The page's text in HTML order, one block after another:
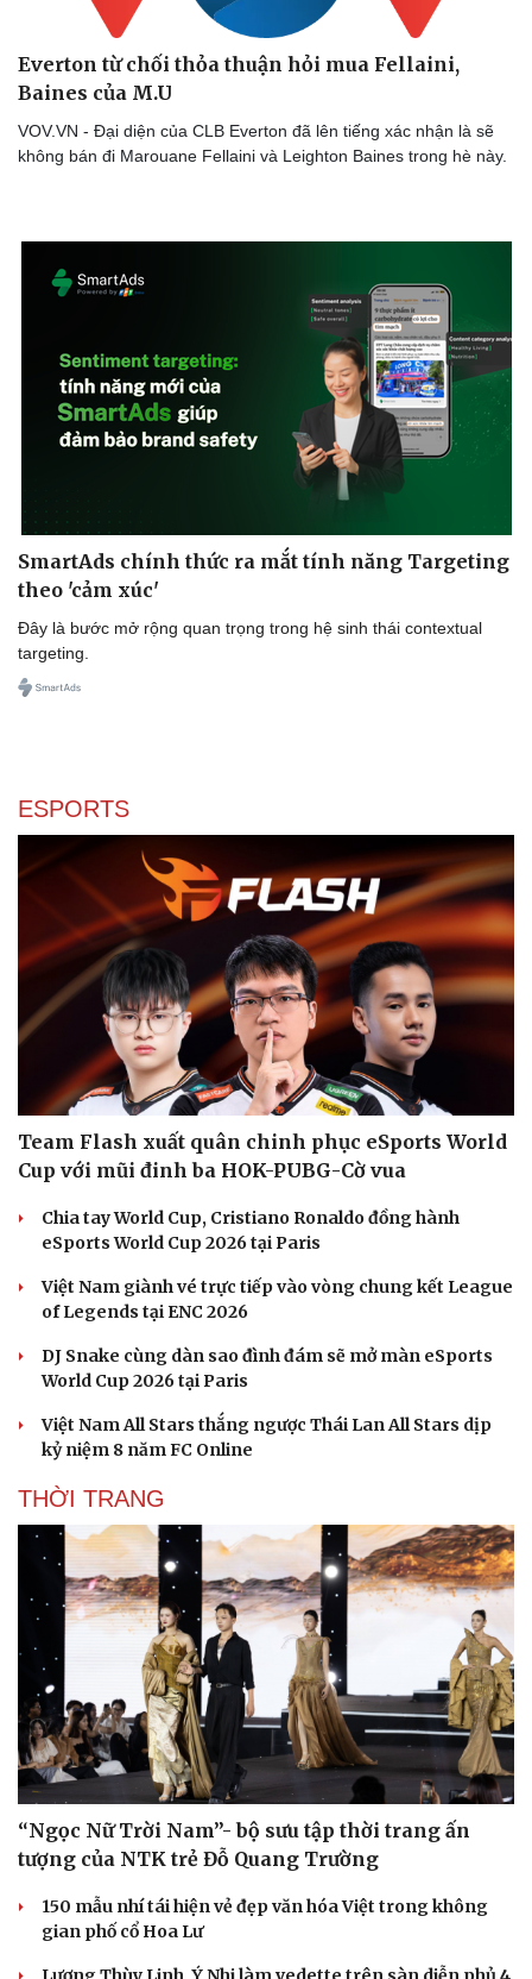
Sức khỏe
Dinh dưỡng - món ngon
Cây thuốc
Sản phụ khoa
Ăn sạch sống khỏe
Đời sống
Blog
Tình yêu - Gia đình
Văn hóa
Sân khấu - Điện ảnh
Văn học
Âm nhạc
Di sản
Giải trí
Nghệ sĩ
Thời trang
Sao Việt
Everton từ chối thỏa thuận hỏi mua Fellaini,
Baines của M.U
VOV.VN - Đại diện của CLB Everton đã lên tiếng xác nhận là sẽ
không bán đi Marouane Fellaini và Leighton Baines trong hè này.
SmartAds chính thức ra mắt tính năng Targeting
theo 'cảm xúc'
Đây là bước mở rộng quan trọng trong hệ sinh thái contextual
targeting.
ESPORTS
Team Flash xuất quân chinh phục eSports World
Cup với mũi đinh ba HOK-PUBG-Cờ vua
Chia tay World Cup, Cristiano Ronaldo đồng hành
eSports World Cup 2026 tại Paris
Việt Nam giành vé trực tiếp vào vòng chung kết League
of Legends tại ENC 2026
DJ Snake cùng dàn sao đình đám sẽ mở màn eSports
World Cup 2026 tại Paris
Việt Nam All Stars thắng ngược Thái Lan All Stars dịp
kỷ niệm 8 năm FC Online
THỜI TRANG
“Ngọc Nữ Trời Nam”- bộ sưu tập thời trang ấn
tượng của NTK trẻ Đỗ Quang Trường
150 mẫu nhí tái hiện vẻ đẹp văn hóa Việt trong không
gian phố cổ Hoa Lư